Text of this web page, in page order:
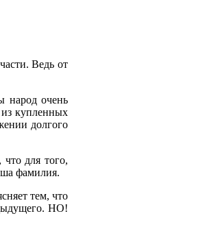
Ведь от
народ очень
из купленных
долгого
для того,
фамилия.
тем, что
НО!